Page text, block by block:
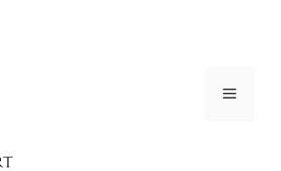
Menu